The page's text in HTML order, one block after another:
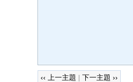
‹‹ 上一主題 | 下一主題 ››